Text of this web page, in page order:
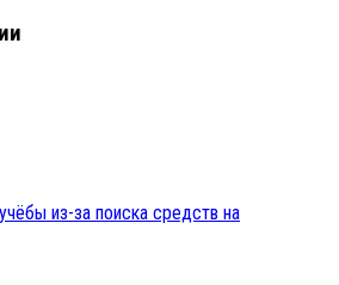
из-за поиска средств на